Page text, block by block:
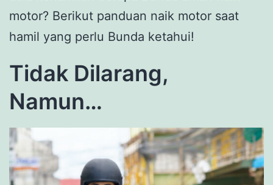
motor? Berikut panduan naik motor saat
hamil yang perlu Bunda ketahui!
Tidak Dilarang,
Namun…